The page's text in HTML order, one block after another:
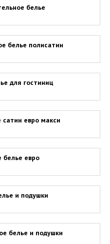
белье
белье полисатин
для гостиниц
сатин евро макси
белье евро
и подушки
белье и подушки